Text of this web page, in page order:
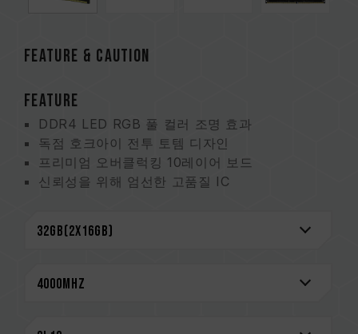
FEATURE & CAUTION
FEATURE
DDR4 LED RGB 풀 컬러 조명 효과
독점 호크아이 전투 토템 디자인
프리미엄 오버클럭킹 10레이어 보드
신뢰성을 위해 엄선한 고품질 IC
호환되는 플랫폼 관련 정보는
을 통